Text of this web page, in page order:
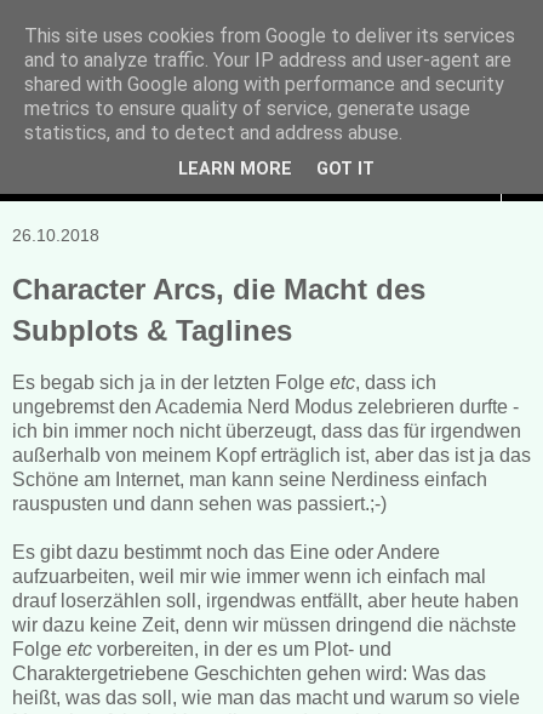
Manuela Sonntag
Bücher, Blogs & mehr
26.10.2018
Character Arcs, die Macht des
Subplots & Taglines
Es begab sich ja in der letzten Folge etc, dass ich
ungebremst den Academia Nerd Modus zelebrieren durfte -
ich bin immer noch nicht überzeugt, dass das für irgendwen
außerhalb von meinem Kopf erträglich ist, aber das ist ja das
Schöne am Internet, man kann seine Nerdiness einfach
rauspusten und dann sehen was passiert.;-)
Es gibt dazu bestimmt noch das Eine oder Andere
aufzuarbeiten, weil mir wie immer wenn ich einfach mal
drauf loserzählen soll, irgendwas entfällt, aber heute haben
wir dazu keine Zeit, denn wir müssen dringend die nächste
Folge etc vorbereiten, in der es um Plot- und
Charaktergetriebene Geschichten gehen wird: Was das
heißt, was das soll, wie man das macht und warum so viele
This site uses cookies from Google to deliver its services
and to analyze traffic. Your IP address and user-agent are
shared with Google along with performance and security
metrics to ensure quality of service, generate usage
statistics, and to detect and address abuse.
LEARN MORE GOT IT